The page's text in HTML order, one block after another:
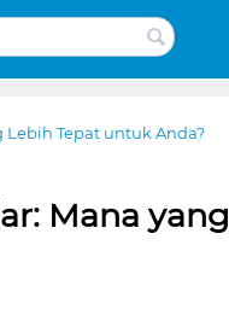
Lebih Tepat untuk Anda?
Mana yang